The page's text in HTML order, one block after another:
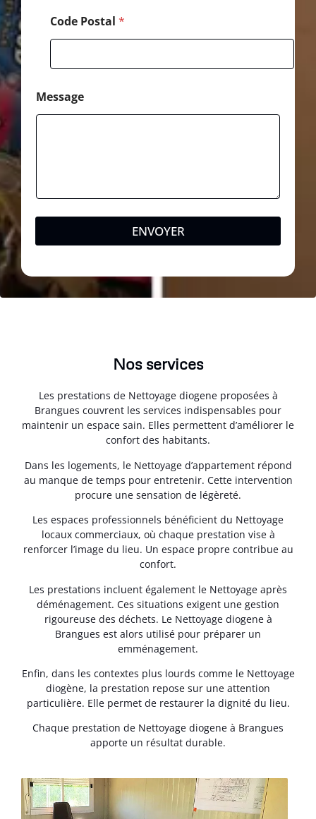
Code Postal *
Message
ENVOYER
Nos services
Les prestations de Nettoyage diogene proposées à
Brangues couvrent les services indispensables pour
maintenir un espace sain. Elles permettent d’améliorer le
confort des habitants.
Dans les logements, le Nettoyage d’appartement répond
au manque de temps pour entretenir. Cette intervention
procure une sensation de légèreté.
Les espaces professionnels bénéficient du Nettoyage
locaux commerciaux, où chaque prestation vise à
renforcer l’image du lieu. Un espace propre contribue au
confort.
Les prestations incluent également le Nettoyage après
déménagement. Ces situations exigent une gestion
rigoureuse des déchets. Le Nettoyage diogene à
Brangues est alors utilisé pour préparer un
emménagement.
Enfin, dans les contextes plus lourds comme le Nettoyage
diogène, la prestation repose sur une attention
particulière. Elle permet de restaurer la dignité du lieu.
Chaque prestation de Nettoyage diogene à Brangues
apporte un résultat durable.